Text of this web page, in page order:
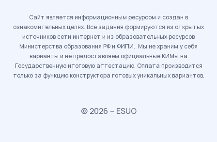
Сайт является информационным ресурсом и создан в
ознакомительных целях. Все задания формируются из открытых
источников сети интернет и из образовательных ресурсов
Министерства образования РФ и ФИПИ. Мы не храним у себя
варианты и не предоставляем официальные КИМы на
Государственную итоговую аттестацию. Оплата производится
только за функцию конструктора готовых уникальных вариантов.
© 2026 – ESUO